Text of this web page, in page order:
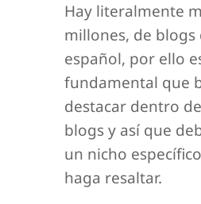
Hay literalmente
millones, de blogs
español, por ello
fundamental que
destacar dentro
blogs y así que
un nicho
haga resaltar.